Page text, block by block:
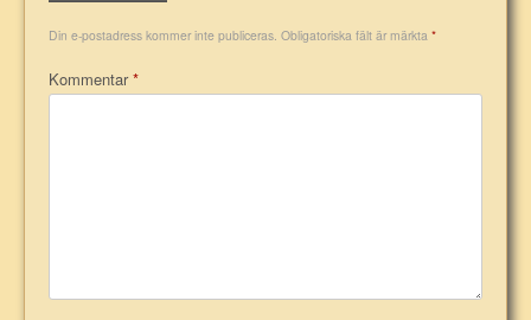
Din e-postadress kommer inte publiceras. Obligatoriska fält är märkta *
Kommentar*